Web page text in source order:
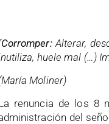
Corromper:Alterar,
huele mal (…)
Moliner)
renuncia de los 8
del